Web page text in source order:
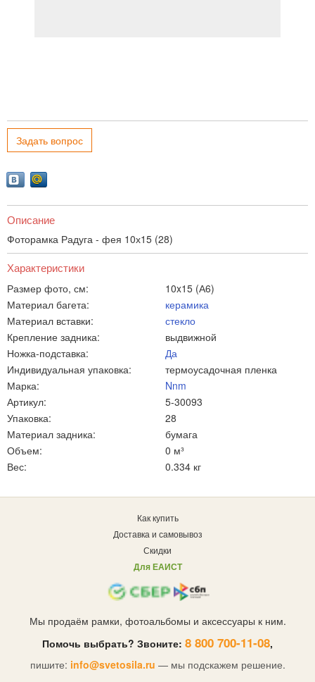
Задать вопрос
Описание
Фоторамка Радуга - фея 10х15 (28)
Характеристики
Размер фото, см:
10x15 (А6)
Материал багета:
керамика
Материал вставки:
стекло
Крепление задника:
выдвижной
Ножка-подставка:
Да
Индивидуальная упаковка:
термоусадочная пленка
Марка:
Nnm
Артикул:
5-30093
Упаковка:
28
Материал задника:
бумага
Объем:
0 м³
Вес:
0.334 кг
Как купить
Доставка и самовывоз
Скидки
Для ЕАИСТ
Мы продаём рамки, фотоальбомы и аксессуары к ним.
Помочь выбрать? Звоните: 8 800 700-11-08,
пишите: info@svetosila.ru — мы подскажем решение.